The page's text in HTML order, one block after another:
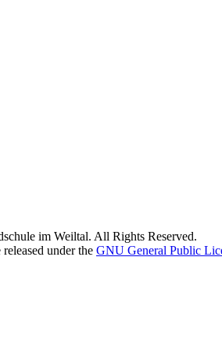
im Weiltal. All Rights Reserved.
under the GNU General Public